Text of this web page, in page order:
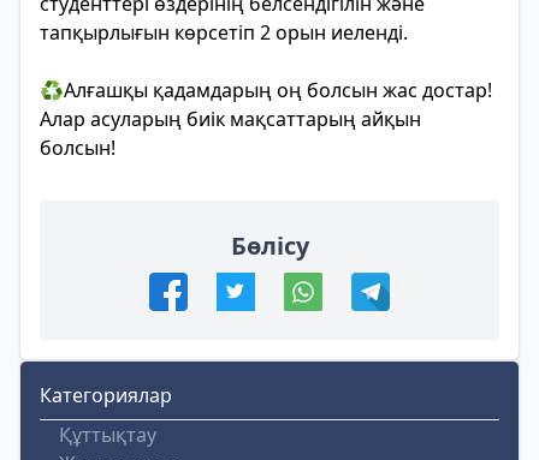
тапқырлығын көрсетіп 2 орын иеленді.
♻️Алғашқы қадамдарың оң болсын жас достар!
Алар асуларың биік мақсаттарың айқын
болсын!
Бөлісу
Категориялар
Құттықтау